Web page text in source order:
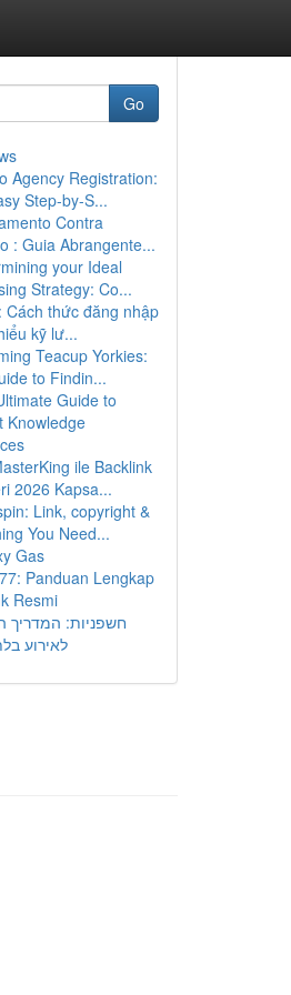
Go
Agency Registration:
Step-by-S...
Contra
: Guia Abrangente...
your Ideal
Strategy: Co...
Cách thức đăng nhập
kỹ lư...
Teacup Yorkies:
to Findin...
Guide to
Knowledge
ile Backlink
2026 Kapsa...
Link, copyright &
You Need...
Gas
Panduan Lengkap
Resmi
חשפניות: המדריך
לאירוע